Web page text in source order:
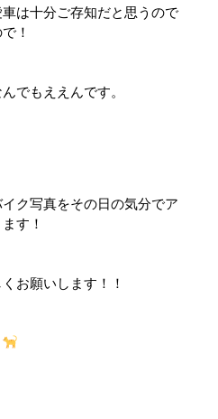
は十分ご存知だと思うので
！
でもええんです。
ク写真をその日の気分でア
す！
お願いします！！